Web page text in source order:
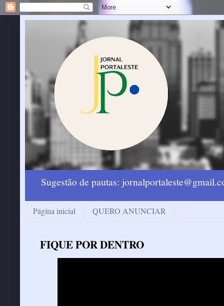
Sugestão de pautas:
Página inicial QUERO ANUNCIAR
FIQUE POR DENTRO